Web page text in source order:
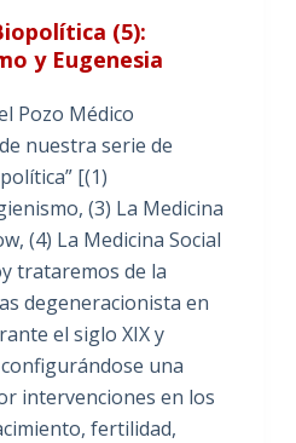
(5):
y Eugenesia
Pozo Médico
nuestra serie de
[(1)
(3) La Medicina
(4) La Medicina Social
trataremos de la
degeneracionista en
el siglo XIX y
una
intervenciones en los
fertilidad,